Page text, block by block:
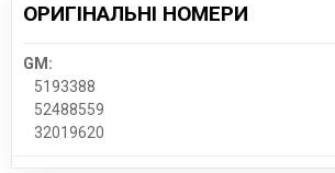
ОРИГІНАЛЬНІ НОМЕРИ
GM:
5193388
52488559
32019620